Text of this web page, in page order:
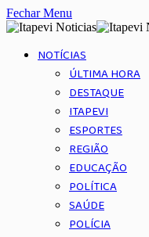
Fechar Menu
NOTÍCIAS
ÚLTIMA HORA
DESTAQUE
ITAPEVI
ESPORTES
REGIÃO
EDUCAÇÃO
POLÍTICA
SAÚDE
POLÍCIA